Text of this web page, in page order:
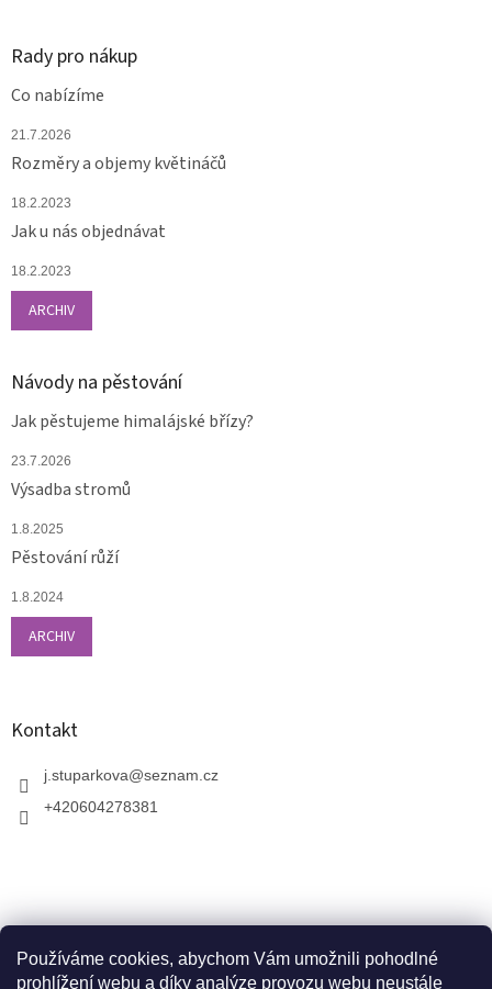
Používáme cookies, abychom Vám umožnili pohodlné
prohlížení webu a díky analýze provozu webu neustále
Rady pro nákup
Co nabízíme
21.7.2026
Rozměry a objemy květináčů
18.2.2023
Jak u nás objednávat
18.2.2023
ARCHIV
Návody na pěstování
Jak pěstujeme himalájské břízy?
23.7.2026
Výsadba stromů
1.8.2025
Pěstování růží
1.8.2024
ARCHIV
Kontakt
j.stuparkova@seznam.cz
+420604278381